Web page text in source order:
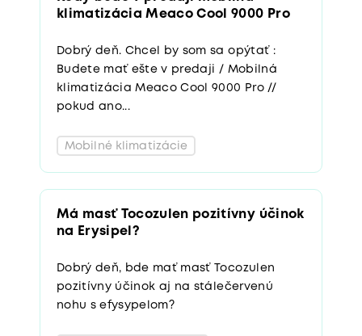
Budete mať ešte v predaji / Mobilná
klimatizácia Meaco Cool 9000 Pro //
pokud ano...
Má masť Tocozulen pozitívny účinok
na Erysipel?
pozitívny účinok aj na stálečervenú
nohu s efysypelom?